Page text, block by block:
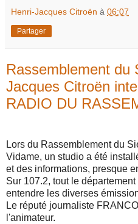
Henri-Jacques Citroën à 06:07
Partager
Rassemblement du
Jacques Citroën
RADIO DU
Lors du Rassemblement du
Vidame, un studio a été
et des informations, presque
Sur 107.2, tout le
entendre les diverses
Le réputé journaliste
l'animateur.